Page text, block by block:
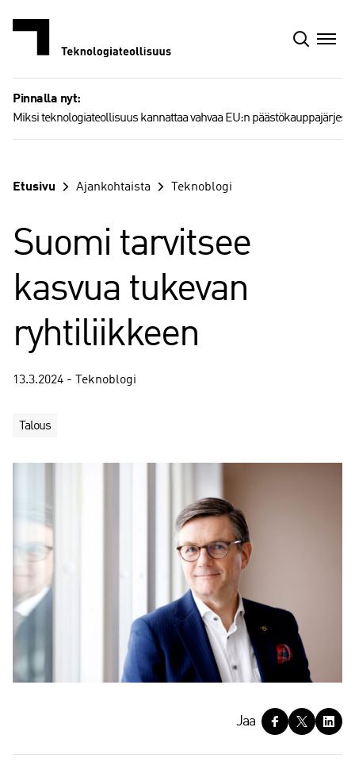
Pinnalla nyt:
Miksi teknologiateollisuus kannattaa vahvaa EU:n
Etusivu Ajankohtaista Teknoblogi
Suomi tarvitsee
kasvua tukevan
ryhtiliikkeen
13.3.2024 - Teknoblogi
Talous
a
Jaa